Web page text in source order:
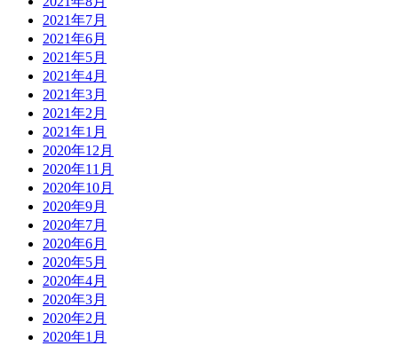
2021年7月
2021年6月
2021年5月
2021年4月
2021年3月
2021年2月
2021年1月
2020年12月
2020年11月
2020年10月
2020年9月
2020年7月
2020年6月
2020年5月
2020年4月
2020年3月
2020年2月
2020年1月